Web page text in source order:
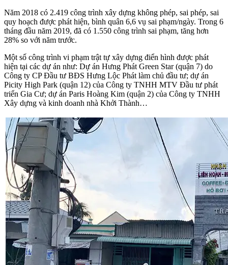
Năm 2018 có 2.419 công trình xây dựng không phép, sai phép, sai
quy hoạch được phát hiện, bình quân 6,6 vụ sai phạm/ngày. Trong 6
tháng đầu năm 2019, đã có 1.550 công trình sai phạm, tăng hơn
28% so với năm trước.
Một số công trình vi phạm trật tự xây dựng điển hình được phát
hiện tại các dự án như: Dự án Hưng Phát Green Star (quận 7) do
Công ty CP Đầu tư BĐS Hưng Lộc Phát làm chủ đầu tư; dự án
Picity High Park (quận 12) của Công ty TNHH MTV Đầu tư phát
triển Gia Cư; dự án Paris Hoàng Kim (quận 2) của Công ty TNHH
Xây dựng và kinh doanh nhà Khởi Thành…